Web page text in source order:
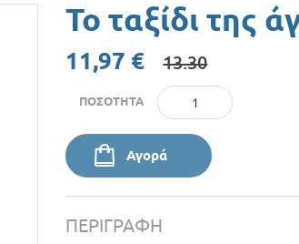
Εκδόσεις Δίπτυχο
Bazaar
Το ταξίδι της
11,97 € 13.30
ΠΟΣΌΤΗΤΑ
Αγορά
ΠΕΡΙΓΡΑΦΉ